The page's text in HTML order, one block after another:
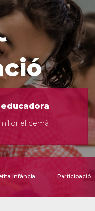
el demà
infància Participació